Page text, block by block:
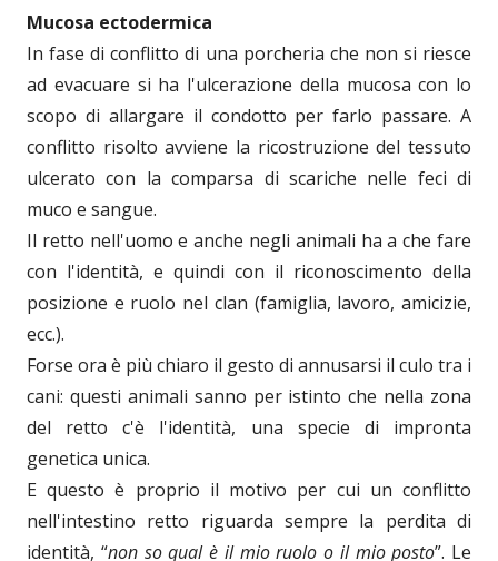
Mucosa ectodermica
In fase di conflitto di una porcheria che non si riesce
ad evacuare si ha l'ulcerazione della mucosa con lo
scopo di allargare il condotto per farlo passare. A
conflitto risolto avviene la ricostruzione del tessuto
ulcerato con la comparsa di scariche nelle feci di
muco e sangue.
Il retto nell'uomo e anche negli animali ha a che fare
con l'identità, e quindi con il riconoscimento della
posizione e ruolo nel clan (famiglia, lavoro, amicizie,
ecc.).
Forse ora è più chiaro il gesto di annusarsi il culo tra i
cani: questi animali sanno per istinto che nella zona
del retto c'è l'identità, una specie di impronta
genetica unica.
E questo è proprio il motivo per cui un conflitto
nell'intestino retto riguarda sempre la perdita di
identità, “non so qual è il mio ruolo o il mio posto”. Le